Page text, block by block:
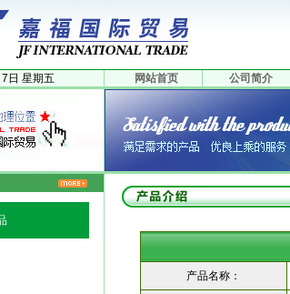
7日 星期五 网站首页 公司简介
产品名称：